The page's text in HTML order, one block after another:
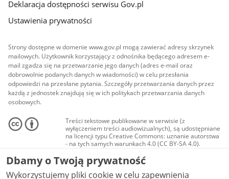
Deklaracja dostępności serwisu Gov.pl
Ustawienia prywatności
Strony dostępne w domenie www.gov.pl mogą zawierać adresy skrzynek
mailowych. Użytkownik korzystający z odnośnika będącego adresem e-
mail zgadza się na przetwarzanie jego danych (adres e-mail oraz
dobrowolnie podanych danych w wiadomości) w celu przesłania
odpowiedzi na przesłane pytania. Szczegóły przetwarzania danych przez
każdą z jednostek znajdują się w ich politykach przetwarzania danych
osobowych.
Treści tekstowe publikowane w serwisie (z
wyłączeniem treści audiowizualnych), są udostępniane
na licencji typu Creative Commons: uznanie autorstwa
- na tych samych warunkach 4.0 (CC BY-SA 4.0).
Materiały audiowizualne, w tym zdjęcia, materiały
audio i wideo, są udostępniane na licencji typu
Creative Commons: uznanie autorstwa użycie
niekomercyjne - bez utworów zależnych 4.0 (CC BY-
Dbamy o Twoją prywatność
Wykorzystujemy pliki cookie w celu zapewnienia